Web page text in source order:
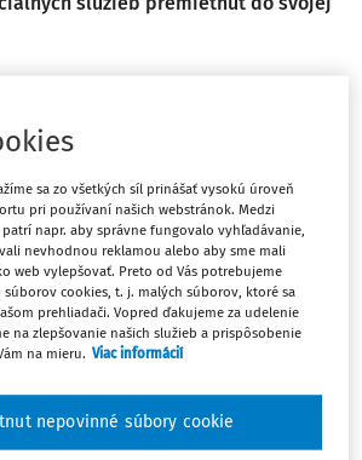
starostlivosti a jej
východiská
a financovania dlhodobej sociálnej a
je súčasťou Plánu obnovy a
Komponentu 13 - Dostupná a kvalitná
zdravotná starostlivosť. Je jednou z
sa zaviazalo Slovensko pri príprave
obyvateľstva, zabezpečenie dostupnej
ľudí s potrebou dlhodobej a
sa zo všetkých síl prinášať vysokú úroveň
pri používaní našich webstránok. Medzi
napr. aby správne fungovalo vyhľadávanie,
nevhodnou reklamou alebo aby sme mali
web vylepšovať. Preto od Vás potrebujeme
súborov cookies, t. j. malých súborov, ktoré sa
prehliadači. Vopred ďakujeme za udelenie
na zlepšovanie našich služieb a prispôsobenie
na mieru. Viac informácií
nepovinné súbory cookie